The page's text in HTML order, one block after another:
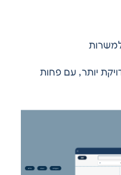
למשרות
יותר, עם פחות